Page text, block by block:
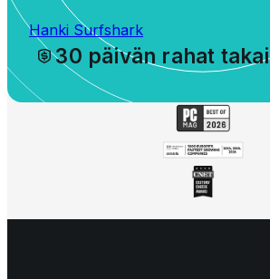
Hanki Surfshark
30 päivän rahat